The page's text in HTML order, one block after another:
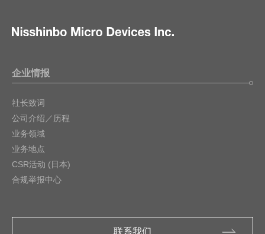
企业情报
社长致词
公司介绍／历程
业务领域
业务地点
CSR活动 (日本)
合规举报中心
联系我们